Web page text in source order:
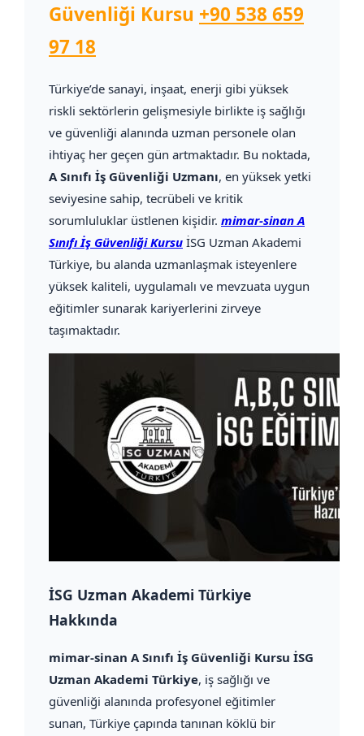
Güvenliği Kursu +90 538 659
97 18
Türkiye’de sanayi, inşaat, enerji gibi yüksek
riskli sektörlerin gelişmesiyle birlikte iş sağlığı
ve güvenliği alanında uzman personele olan
ihtiyaç her geçen gün artmaktadır. Bu noktada,
A Sınıfı İş Güvenliği Uzmanı, en yüksek yetki
seviyesine sahip, tecrübeli ve kritik
sorumluluklar üstlenen kişidir. mimar-sinan A
Sınıfı İş Güvenliği Kursu İSG Uzman Akademi
Türkiye, bu alanda uzmanlaşmak isteyenlere
yüksek kaliteli, uygulamalı ve mevzuata uygun
eğitimler sunarak kariyerlerini zirveye
taşımaktadır.
İSG Uzman Akademi Türkiye
Hakkında
mimar-sinan A Sınıfı İş Güvenliği Kursu İSG
Uzman Akademi Türkiye, iş sağlığı ve
güvenliği alanında profesyonel eğitimler
sunan, Türkiye çapında tanınan köklü bir